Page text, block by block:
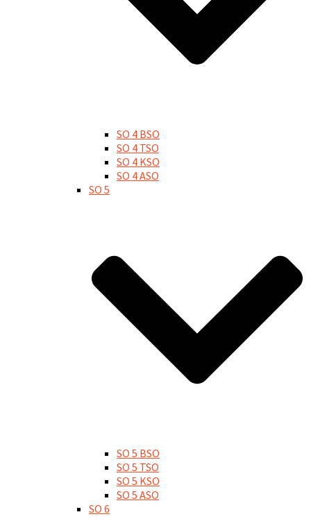
SO 4 BSO
SO 4 TSO
SO 4 KSO
SO 4 ASO
SO 5
SO 5 BSO
SO 5 TSO
SO 5 KSO
SO 5 ASO
SO 6